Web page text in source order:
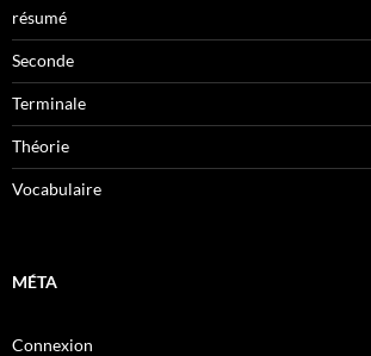
résumé
Seconde
Terminale
Théorie
Vocabulaire
MÉTA
Connexion